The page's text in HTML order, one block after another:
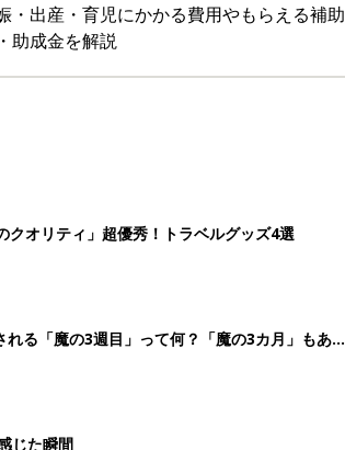
・出産・育児にかかる費用やもらえる補助
助成金を解説
オリティ」超優秀！トラベルグッズ4選
る「魔の3週目」って何？「魔の3カ月」もある
じた瞬間